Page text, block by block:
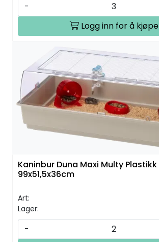
-
Logg inn for å kjøpe
Kaninbur Duna Maxi Multy Plastikk
99x51,5x36cm
Art:
Lager:
-